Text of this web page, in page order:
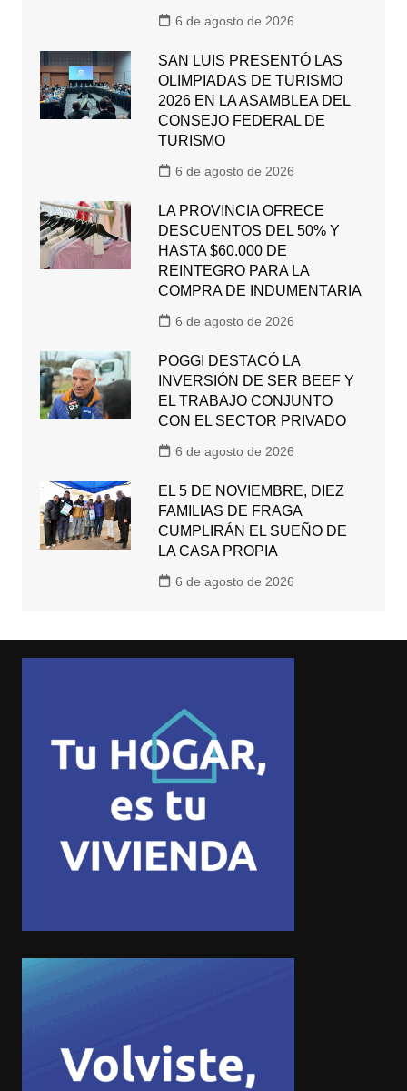
6 de agosto de 2026
SAN LUIS PRESENTÓ LAS
OLIMPIADAS DE TURISMO
2026 EN LA ASAMBLEA DEL
CONSEJO FEDERAL DE
TURISMO
6 de agosto de 2026
LA PROVINCIA OFRECE
DESCUENTOS DEL 50% Y
HASTA $60.000 DE
REINTEGRO PARA LA
COMPRA DE INDUMENTARIA
6 de agosto de 2026
POGGI DESTACÓ LA
INVERSIÓN DE SER BEEF Y
EL TRABAJO CONJUNTO
CON EL SECTOR PRIVADO
6 de agosto de 2026
EL 5 DE NOVIEMBRE, DIEZ
FAMILIAS DE FRAGA
CUMPLIRÁN EL SUEÑO DE
LA CASA PROPIA
6 de agosto de 2026